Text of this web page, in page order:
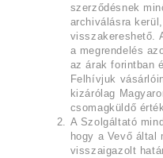
szerződésnek
archiválásra
visszakereshető.
a megrendelés
az árak forintban
Felhívjuk
kizárólag
csomagküldő
A Szolgáltató
hogy a Vevő által
visszaigazolt